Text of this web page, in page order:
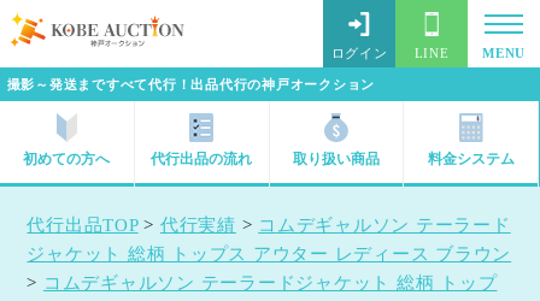
撮影～発送まですべて代行！出品代行の神戸オークション
ログイン LINE MENU
初めての方へ 代行出品の流れ 取り扱い商品 料金システム
代行出品TOP> 代行実績 > コムデギャルソン テーラード
ジャケット 総柄 トップス アウター レディース ブラウン
> コムデギャルソン テーラードジャケット 総柄 トップ